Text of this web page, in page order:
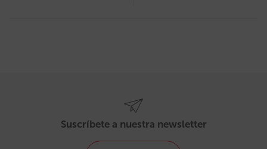
Suscríbete a nuestra newsletter